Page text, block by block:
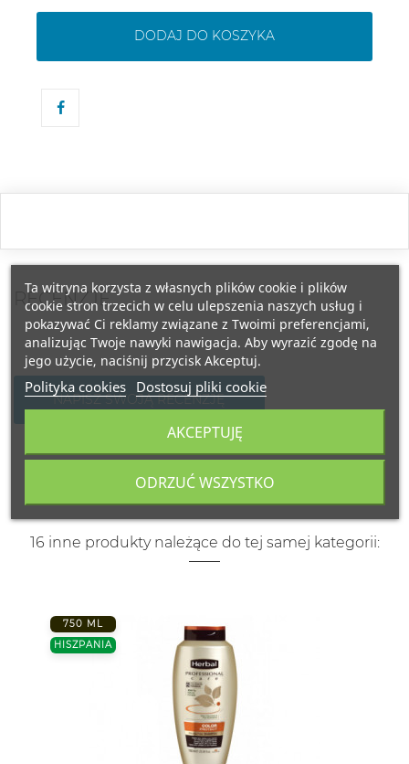
DODAJ DO KOSZYKA
RECENZJE
NAPISZ SWOJĄ RECENZJĘ
16 inne produkty należące do tej samej kategorii:
750 ML
HISZPANIA
Ta witryna korzysta z własnych plików cookie i plików
cookie stron trzecich w celu ulepszenia naszych usług i
pokazywać Ci reklamy związane z Twoimi preferencjami,
analizując Twoje nawyki nawigacja. Aby wyrazić zgodę na
jego użycie, naciśnij przycisk Akceptuj.
Polityka cookies Dostosuj pliki cookie
ODRZUĆ WSZYSTKO
AKCEPTUJĘ